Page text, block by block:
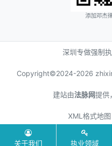
添加邓杰
深圳专做强制
Copyright©2024-2026
建站由法脉网提供
XML格式地图
关于我们 执业领域